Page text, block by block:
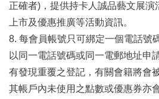
正確者)，提供持卡人誠品藝文展演
上市及優惠推廣等活動資訊。
8. 每會員帳號只可綁定一個電話號
以同一電話號碼或同一電郵地址申
有發現重覆之登記，有關會籍將會
其帳戶內未使用之點數或優惠券亦